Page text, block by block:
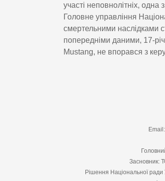
участі неповнолітніх,
Головне управління
смертельними наслідками
попередніми даними, 17-
Mustang, не впорався з
Рішення Національної